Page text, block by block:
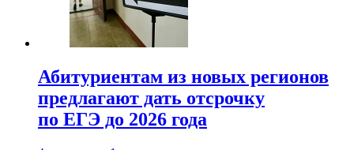
Абитуриентам из новых регионов
предлагают дать отсрочку
по ЕГЭ до 2026 года